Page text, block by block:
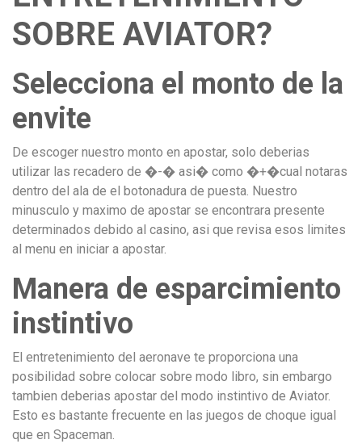
SOBRE AVIATOR?
Selecciona el monto de la
envite
De escoger nuestro monto en apostar, solo deberias
utilizar las recadero de �-� asi� como �+�cual notaras
dentro del ala de el botonadura de puesta. Nuestro
minusculo y maximo de apostar se encontrara presente
determinados debido al casino, asi que revisa esos limites
al menu en iniciar a apostar.
Manera de esparcimiento
instintivo
El entretenimiento del aeronave te proporciona una
posibilidad sobre colocar sobre modo libro, sin embargo
tambien deberias apostar del modo instintivo de Aviator.
Esto es bastante frecuente en las juegos de choque igual
que en Spaceman.